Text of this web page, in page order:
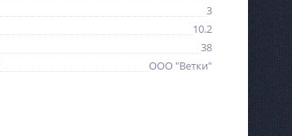
3
10.2
38
ООО "Ветки"